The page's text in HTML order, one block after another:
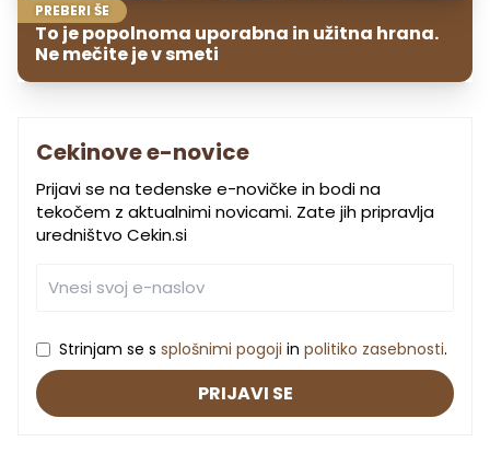
PREBERI ŠE
To je popolnoma uporabna in užitna hrana.
Ne mečite je v smeti
Cekinove e-novice
Prijavi se na tedenske e-novičke in bodi na
tekočem z aktualnimi novicami. Zate jih pripravlja
uredništvo Cekin.si
Strinjam se s splošnimi pogoji in politiko zasebnosti.
PRIJAVI SE